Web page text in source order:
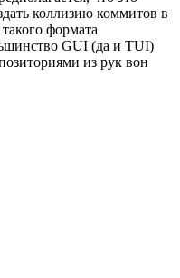
коллизию коммитов в
формата
GUI (да и TUI)
из рук вон